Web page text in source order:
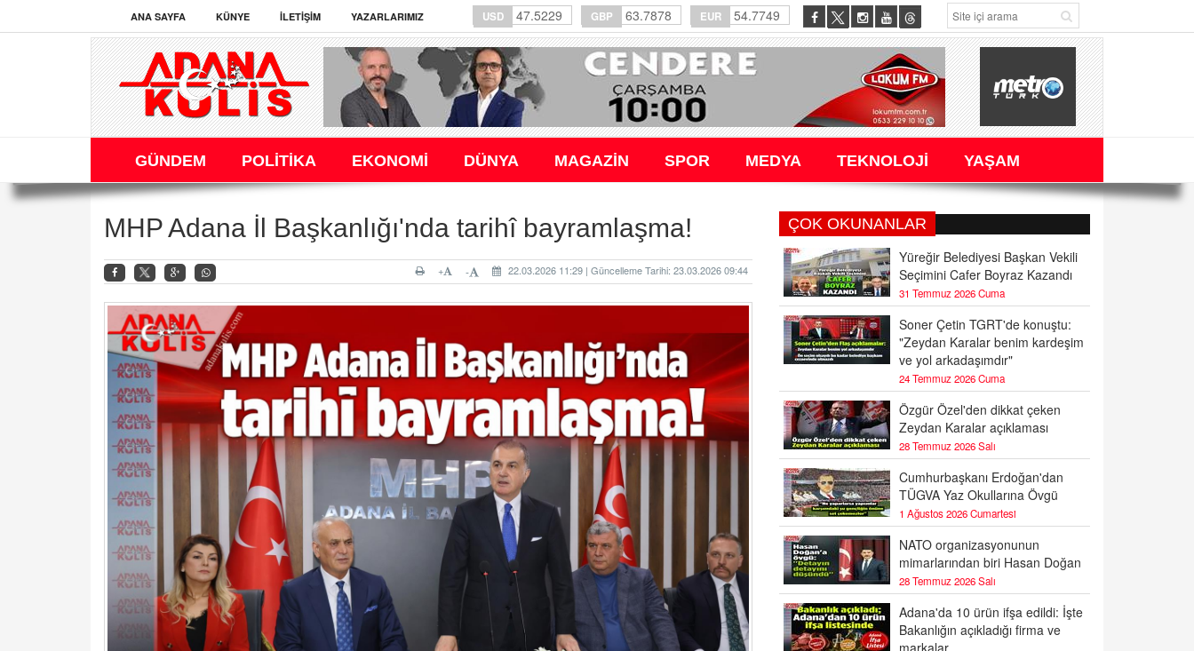
ANA SAYFA KÜNYE İLETIŞIM YAZARLARIMIZ USD 47.5229 GBP 63.7878 EUR 54.7749
GÜNDEM POLİTİKA EKONOMİ DÜNYA MAGAZİN SPOR MEDYA TEKNOLOJİ YAŞAM
MHP Adana İl Başkanlığı'nda tarihî bayramlaşma!
22.03.2026 11:29 | Güncelleme Tarihi: 23.03.2026 09:44
-
+
ÇOK OKUNANLAR
Yüreğir Belediyesi Başkan Vekili
Seçimini Cafer Boyraz Kazandı
31 Temmuz 2026 Cuma
Soner Çetin TGRT'de konuştu:
"Zeydan Karalar benim kardeşim
ve yol arkadaşımdır"
24 Temmuz 2026 Cuma
Özgür Özel'den dikkat çeken
Zeydan Karalar açıklaması
28 Temmuz 2026 Salı
Cumhurbaşkanı Erdoğan'dan
TÜGVA Yaz Okullarına Övgü
1 Ağustos 2026 Cumartesi
NATO organizasyonunun
mimarlarından biri Hasan Doğan
28 Temmuz 2026 Salı
Adana'da 10 ürün ifşa edildi: İşte
Bakanlığın açıkladığı firma ve
markalar